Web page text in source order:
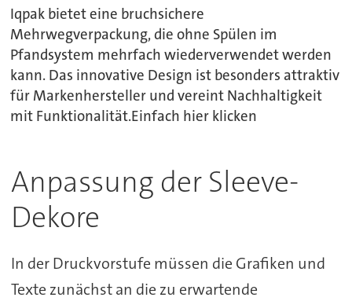
Iqpak bietet eine bruchsichere
Mehrwegverpackung, die ohne Spülen im
Pfandsystem mehrfach wiederverwendet werden
kann. Das innovative Design ist besonders attraktiv
für Markenhersteller und vereint Nachhaltigkeit
mit Funktionalität.Einfach hier klicken
Anpassung der Sleeve-
Dekore
In der Druckvorstufe müssen die Grafiken und
Texte zunächst an die zu erwartende